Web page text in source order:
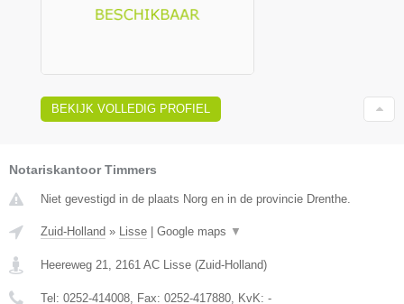
BEKIJK VOLLEDIG PROFIEL
Notariskantoor Timmers
Niet gevestigd in de plaats Norg en in de provincie Drenthe.
Zuid-Holland » Lisse Google maps ▼
Heereweg 21, 2161 AC Lisse (Zuid-Holland)
Tel: 0252-414008, Fax: 0252-417880, KvK: -